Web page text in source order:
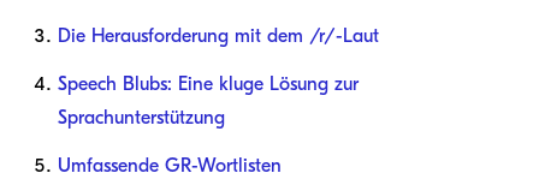
Die Herausforderung mit dem /r/-Laut
Speech Blubs: Eine kluge Lösung zur
Sprachunterstützung
Umfassende GR-Wortlisten